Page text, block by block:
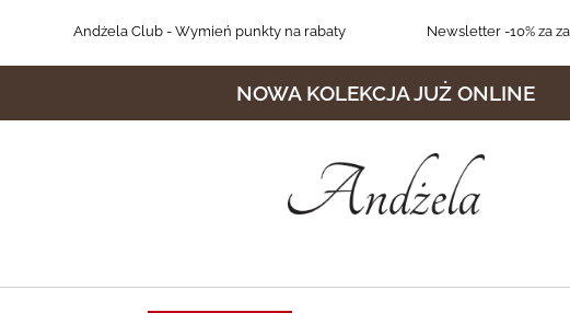
Andżela Club- Wymień punkty na rabaty Newsletter-10% za
NOWA KOLEKCJA JUŻ ONLINE